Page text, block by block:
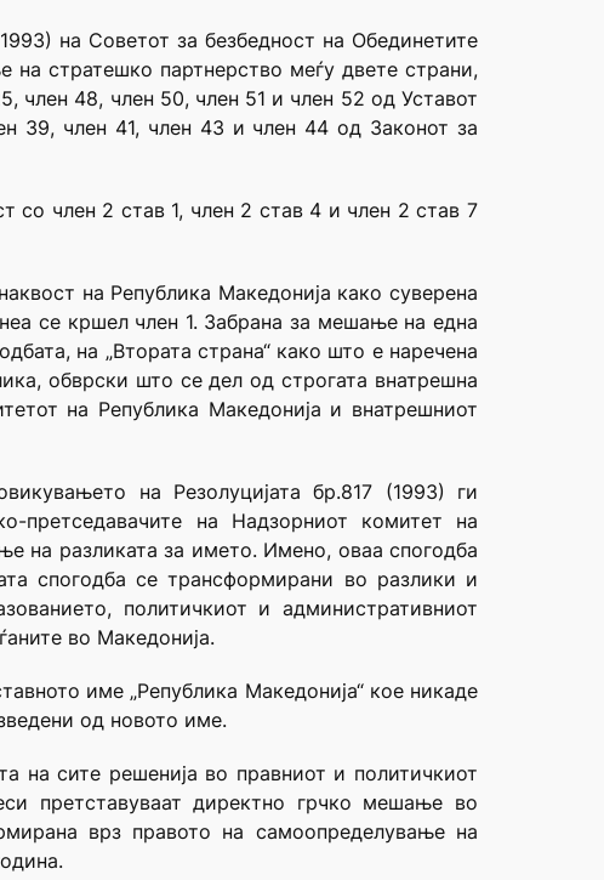
на Советот за безбедност на Обединетите
стратешко партнерство меѓу двете страни,
член 48, член 50, член 51 и член 52 од Уставот
39, член 41, член 43 и член 44 од Законот за
со член 2 став 1, член 2 став 4 и член 2 став 7
на Република Македонија како суверена
се кршел член 1. Забрана за мешање на една
на „Втората страна“ како што е наречена
обврски што се дел од строгата внатрешна
на Република Македонија и внатрешниот
на Резолуцијата бр.817 (1993) ги
претседавачите на Надзорниот комитет на
на разликата за името. Имено, оваа спогодба
спогодба се трансформирани во разлики и
политичкиот и административниот
во Македонија.
име „Република Македонија“ кое никаде
од новото име.
на сите решенија во правниот и политичкиот
претставуваат директно грчко мешање во
врз правото на самоопределување на